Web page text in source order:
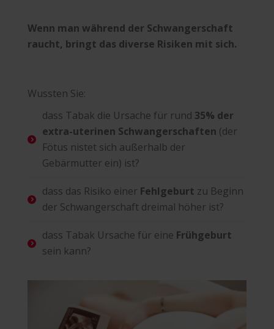
Wenn man während der Schwangerschaft
raucht, bringt das diverse Risiken mit sich.
Wussten Sie:
dass Tabak die Ursache für rund 35% der
extra-uterinen Schwangerschaften (der
Fötus nistet sich außerhalb der
Gebärmutter ein) ist?
dass das Risiko einer Fehlgeburt zu Beginn
der Schwangerschaft dreimal höher ist?
dass Tabak Ursache für eine Frühgeburt
sein kann?